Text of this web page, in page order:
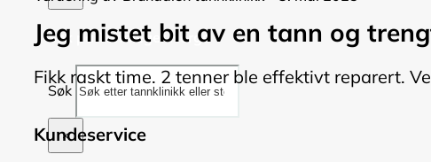
Søk på Tannleger Norge
Søk
×
Jeg mistet bit av en tann og
Fikk raskt time. 2 tenner ble effektivt reparert.
Kundeservice